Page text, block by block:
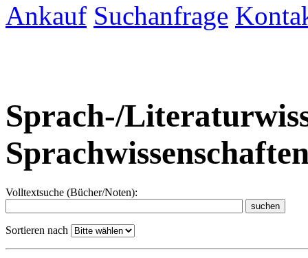
Ankauf Suchanfrage
Sprach-/
Volltextsuche (Bücher/Noten):
Sortieren nach